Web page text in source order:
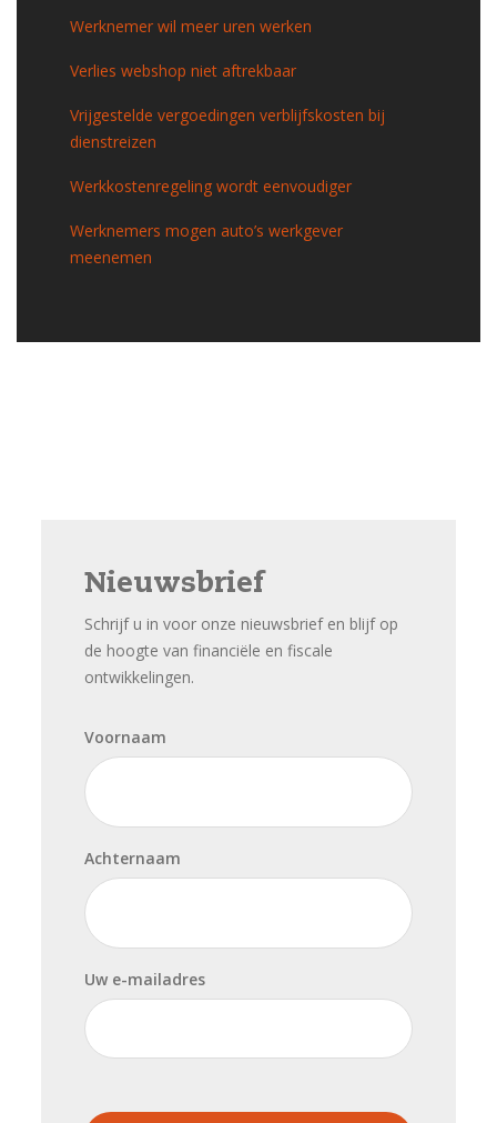
Werknemer wil meer uren werken
Verlies webshop niet aftrekbaar
Vrijgestelde vergoedingen verblijfskosten bij
dienstreizen
Werkkostenregeling wordt eenvoudiger
Werknemers mogen auto’s werkgever
meenemen
Nieuwsbrief
Schrijf u in voor onze nieuwsbrief en blijf op
de hoogte van financiële en fiscale
ontwikkelingen.
Voornaam
Achternaam
Uw e-mailadres